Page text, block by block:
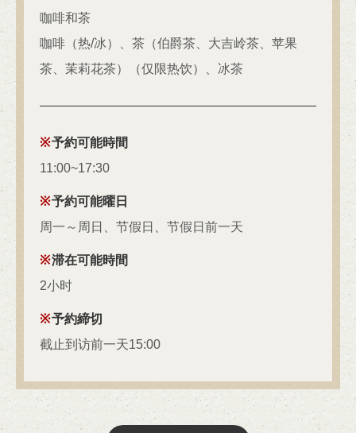
咖啡和茶
咖啡（热/冰）、茶（伯爵茶、大吉岭茶、苹果
茶、茉莉花茶）（仅限热饮）、冰茶
予約可能時間
11:00~17:30
予約可能曜日
周一～周日、节假日、节假日前一天
滞在可能時間
2小时
予約締切
截止到访前一天15:00